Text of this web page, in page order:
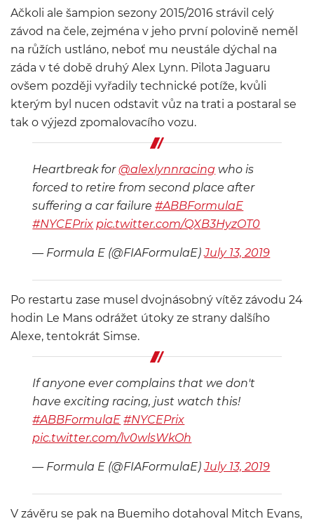
Ačkoli ale šampion sezony 2015/2016 strávil celý
závod na čele, zejména v jeho první polovině neměl
na růžích ustláno, neboť mu neustále dýchal na
záda v té době druhý Alex Lynn. Pilota Jaguaru
ovšem později vyřadily technické potíže, kvůli
kterým byl nucen odstavit vůz na trati a postaral se
tak o výjezd zpomalovacího vozu.
Heartbreak for@alexlynnracing who is
forced to retire from second place after
suffering a car failure#ABBFormulaE
#NYCEPrix pic.twitter.com/QXB3HyzOT0
— Formula E (@FIAFormulaE)July 13, 2019
Po restartu zase musel dvojnásobný vítěz závodu 24
hodin Le Mans odrážet útoky ze strany dalšího
Alexe, tentokrát Simse.
If anyone ever complains that we don't
have exciting racing, just watch this!
#ABBFormulaE #NYCEPrix
pic.twitter.com/lv0wlsWkOh
— Formula E (@FIAFormulaE)July 13, 2019
V závěru se pak na Buemiho dotahoval Mitch Evans,